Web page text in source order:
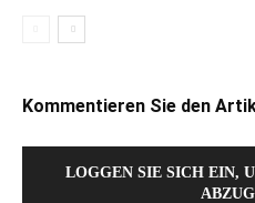
Kommentieren Sie den
LOGGEN SIE SICH EIN,